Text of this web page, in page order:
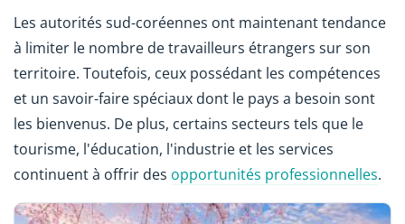
Les autorités sud-coréennes ont maintenant tendance
à limiter le nombre de travailleurs étrangers sur son
territoire. Toutefois, ceux possédant les compétences
et un savoir-faire spéciaux dont le pays a besoin sont
les bienvenus. De plus, certains secteurs tels que le
tourisme, l'éducation, l'industrie et les services
continuent à offrir des opportunités professionnelles.